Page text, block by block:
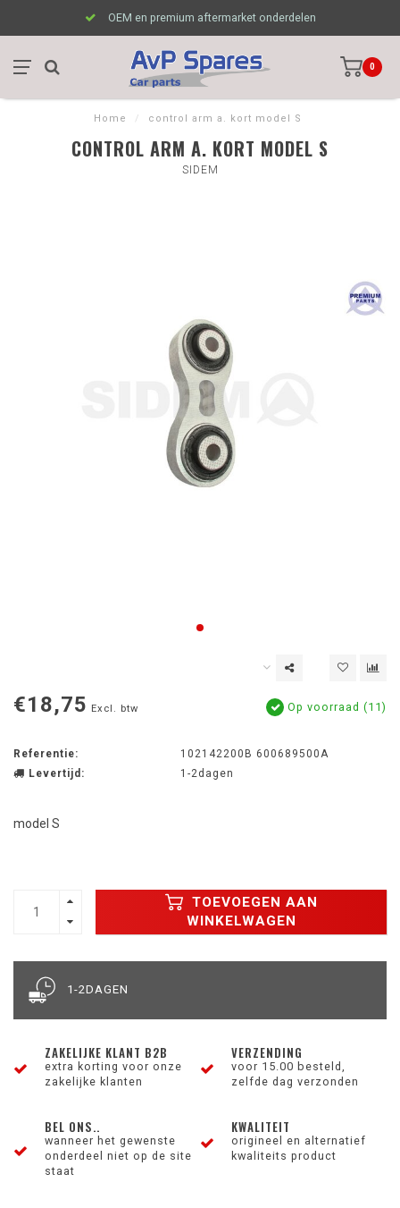
OEM en premium aftermarket onderdelen
0
Home / control arm a. kort model S
CONTROL ARM A. KORT MODEL S
SIDEM
€18,75 Excl. btw Op voorraad (11)
Referentie:
102142200B 600689500A
Levertijd:
1-2dagen
model S
TOEVOEGEN AAN
WINKELWAGEN
1-2DAGEN
ZAKELIJKE KLANT B2B
extra korting voor onze
zakelijke klanten
VERZENDING
voor 15.00 besteld,
zelfde dag verzonden
BEL ONS..
wanneer het gewenste
onderdeel niet op de site
staat
KWALITEIT
origineel en alternatief
kwaliteits product